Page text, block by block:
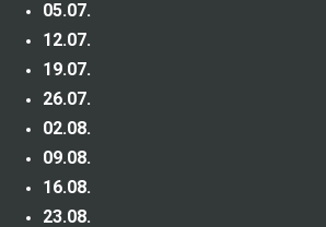
05.07.
12.07.
19.07.
26.07.
02.08.
09.08.
16.08.
23.08.